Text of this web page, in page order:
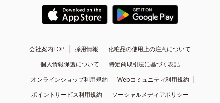
会社案内TOP 採用情報
化粧品の使用上の注意について
個人情報保護について
特定商取引法に基づく表記
オンラインショップ利用規約
Webコミュニティ利用規約
ポイントサービス利用規約
ソーシャルメディアポリシー